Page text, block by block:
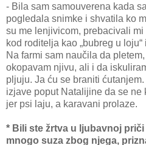
- Bila sam samouverena kada
pogledala snimke i shvatila ko
su me lenjivicom, prebacivali
kod roditelja kao „bubreg u
Na farmi sam naučila da
okopavam njivu, ali i da
pljuju. Ja ću se braniti
izjave poput Natalijine da se ne
jer psi laju, a karavani prolaze.
* Bili ste žrtva u ljubavnoj
mnogo suza zbog njega,